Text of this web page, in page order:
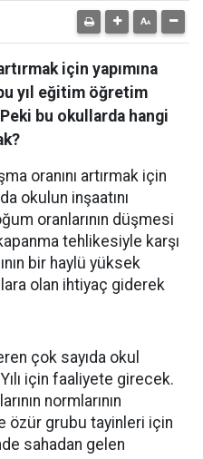
için yapımına
yıl eğitim öğretim
bu okullarda hangi
oranını artırmak için
okulun inşaatını
oranlarının düşmesi
tehlikesiyle karşı
bir haylü yüksek
olan ihtiyaç giderek
çok sayıda okul
için faaliyete girecek.
normlarının
özür grubu tayinleri için
sahadan gelen